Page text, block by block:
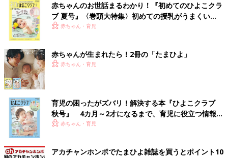
赤ちゃんのお世話まるわかり！『初めてのひよこクラ
ブ 夏号』〈巻頭大特集〉初めての授乳がうまくい
く！ おっぱい・ミルクの基本と夏のトラブル 解決テ
赤ちゃん・育児
赤ちゃんが生まれたら！2冊の「たまひよ」
赤ちゃん・育児
育児の困ったがズバリ！解決する本『ひよこクラブ
秋号』 4カ月～2才になるまで、育児に役立つ情報が
いっぱい！
赤ちゃん・育児
アカチャンホンポでたまひよ雑誌を買うとポイント10